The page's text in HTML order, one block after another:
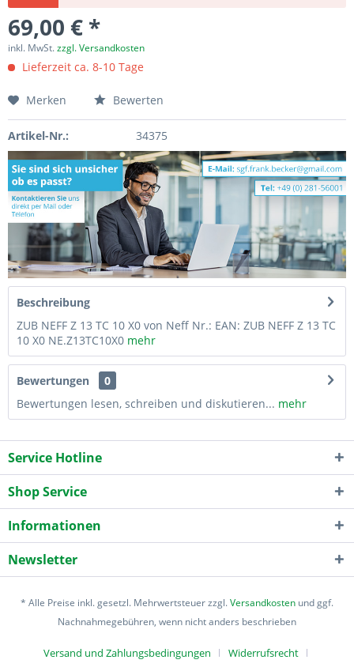
69,00 € *
inkl. MwSt.zzgl. Versandkosten
Lieferzeit ca. 8-10 Tage
Merken Bewerten
Artikel-Nr.: 34375
Beschreibung
ZUB NEFF Z 13 TC 10 X0 von Neff Nr.: EAN: ZUB NEFF Z 13 TC
10 X0 NE.Z13TC10X0 mehr
Bewertungen
0
Bewertungen lesen, schreiben und diskutieren... mehr
Service Hotline
Shop Service
Informationen
Newsletter
* Alle Preise inkl. gesetzl. Mehrwertsteuer zzgl.Versandkosten und ggf.
Nachnahmegebühren, wenn nicht anders beschrieben
Versand und Zahlungsbedingungen Widerrufsrecht